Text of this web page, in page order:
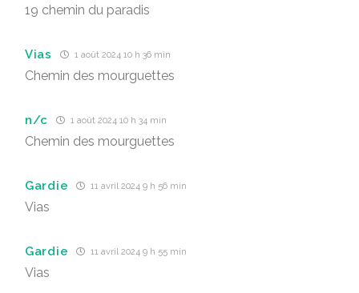
19 chemin du paradis
Vias 1 août 2024 10 h 36 min
Chemin des mourguettes
n/c 1 août 2024 10 h 34 min
Chemin des mourguettes
Gardie 11 avril 2024 9 h 56 min
Vias
Gardie 11 avril 2024 9 h 55 min
Vias